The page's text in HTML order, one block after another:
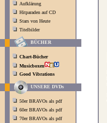
Aufklärung
Hitparaden auf CD
Stars von Heute
Titelbilder
BÜCHER
Chart-Bücher
Musicboxen
Good Vibrations
UNSERE DVDs
50er BRAVOs als pdf
60er BRAVOs als pdf
70er BRAVOs als pdf